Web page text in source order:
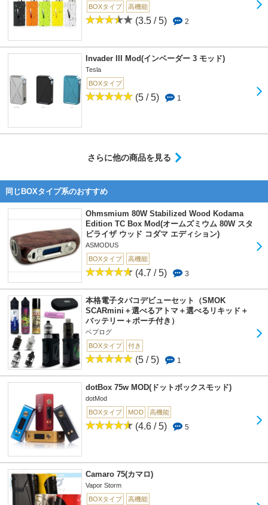
BOXタイプ
高機能
(3.5 / 5) 2
Invader III Mod(インベーダー 3 モッド)
Tesla
BOXタイプ
(5 / 5) 1
さらに他の商品を見る
同じBOXタイプ系のおすすめ
Ohmsmium 80W Stabilized Wood Kodama
Edition TC Box Mod(オームズミウム 80W スタ
ビライザ ウッド コダマ エディション)
ASMODUS
BOXタイプ
高機能
(4.7 / 5) 3
本格電子タバコデビューセット（SMOK
SCARmini＋選べるアトマ＋選べるリキッド＋
バッテリー＋ポーチ付き）
ベプログ
BOXタイプ
付き
(5 / 5) 1
dotBox 75w MOD(ドットボックスモッド)
dotMod
BOXタイプ
MOD 高機能
(4.6 / 5) 5
Camaro 75(カマロ)
Vapor Storm
BOXタイプ
高機能